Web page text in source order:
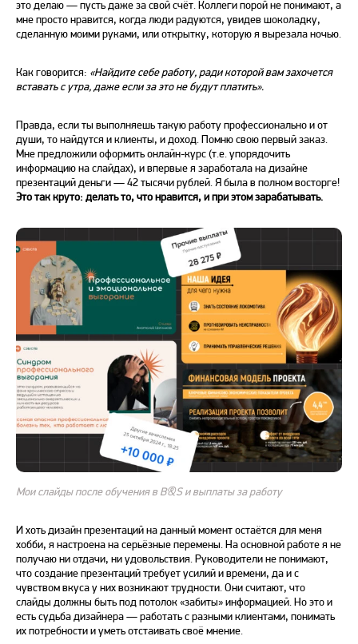
это делаю — пусть даже за свой счёт. Коллеги порой не понимают, а
мне просто нравится, когда люди радуются, увидев шоколадку,
сделанную моими руками, или открытку, которую я вырезала ночью.
Как говорится: «Найдите себе работу, ради которой вам захочется
вставать с утра, даже если за это не будут платить».
Правда, если ты выполняешь такую работу профессионально и от
души, то найдутся и клиенты, и доход. Помню свою первый заказ.
Мне предложили оформить онлайн-курс (т.е. упорядочить
информацию на слайдах), и впервые я заработала на дизайне
презентаций деньги — 42 тысячи рублей. Я была в полном восторге!
Это так круто: делать то, что нравится, и при этом зарабатывать.
Мои слайды после обучения в B&S и выплаты за работу
И хоть дизайн презентаций на данный момент остаётся для меня
хобби, я настроена на серьёзные перемены. На основной работе я не
получаю ни отдачи, ни удовольствия. Руководители не понимают,
что создание презентаций требует усилий и времени, да и с
чувством вкуса у них возникают трудности. Они считают, что
слайды должны быть под потолок «забиты» информацией. Но это и
есть судьба дизайнера — работать с разными клиентами, понимать
их потребности и уметь отстаивать своё мнение.